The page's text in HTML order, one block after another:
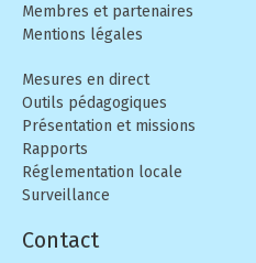
Membres et partenaires
Mentions légales
Mesures en direct
Outils pédagogiques
Présentation et missions
Rapports
Réglementation locale
Surveillance
Contact